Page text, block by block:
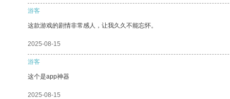
游客
这款游戏的剧情非常感人，让我久久不能忘怀。
2025-08-15
游客
这个是app神器
2025-08-15